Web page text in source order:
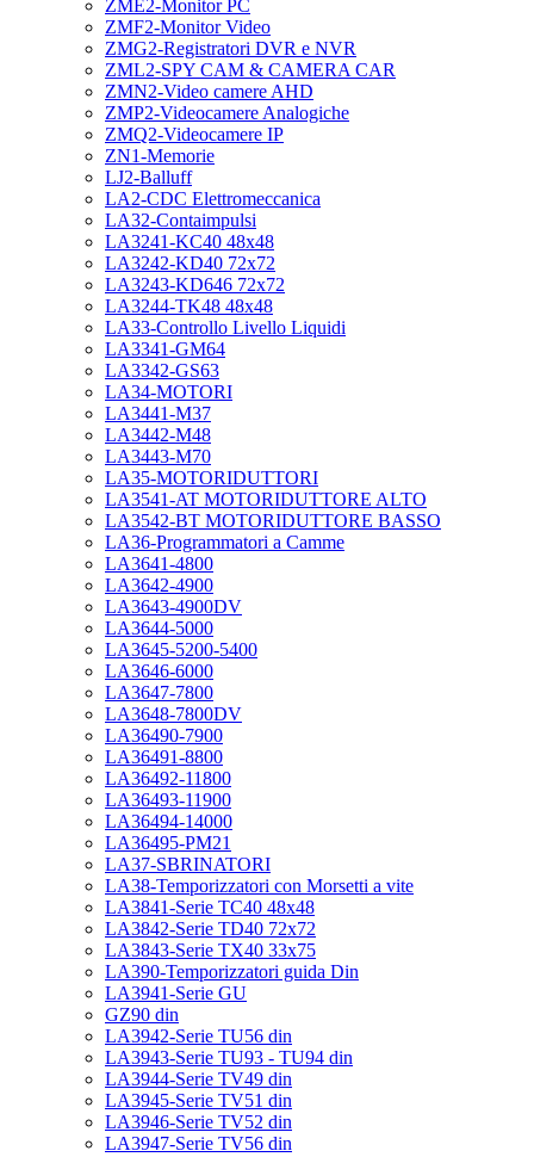
ZME2-Monitor PC
ZMF2-Monitor Video
ZMG2-Registratori DVR e NVR
ZML2-SPY CAM & CAMERA CAR
ZMN2-Video camere AHD
ZMP2-Videocamere Analogiche
ZMQ2-Videocamere IP
ZN1-Memorie
LJ2-Balluff
LA2-CDC Elettromeccanica
LA32-Contaimpulsi
LA3241-KC40 48x48
LA3242-KD40 72x72
LA3243-KD646 72x72
LA3244-TK48 48x48
LA33-Controllo Livello Liquidi
LA3341-GM64
LA3342-GS63
LA34-MOTORI
LA3441-M37
LA3442-M48
LA3443-M70
LA35-MOTORIDUTTORI
LA3541-AT MOTORIDUTTORE ALTO
LA3542-BT MOTORIDUTTORE BASSO
LA36-Programmatori a Camme
LA3641-4800
LA3642-4900
LA3643-4900DV
LA3644-5000
LA3645-5200-5400
LA3646-6000
LA3647-7800
LA3648-7800DV
LA36490-7900
LA36491-8800
LA36492-11800
LA36493-11900
LA36494-14000
LA36495-PM21
LA37-SBRINATORI
LA38-Temporizzatori con Morsetti a vite
LA3841-Serie TC40 48x48
LA3842-Serie TD40 72x72
LA3843-Serie TX40 33x75
LA390-Temporizzatori guida Din
LA3941-Serie GU
GZ90 din
LA3942-Serie TU56 din
LA3943-Serie TU93 - TU94 din
LA3944-Serie TV49 din
LA3945-Serie TV51 din
LA3946-Serie TV52 din
LA3947-Serie TV56 din